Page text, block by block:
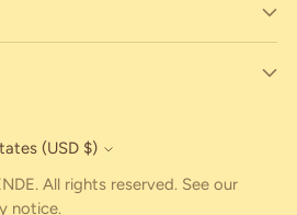
United States (USD $)
. All rights reserved. See our
notice.